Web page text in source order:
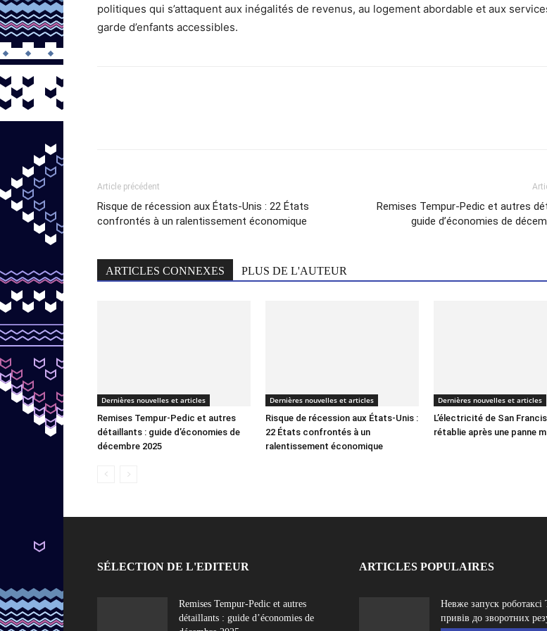
politiques qui s’attaquent aux inégalités de revenus, au logement abordable et aux
garde d’enfants accessibles.
Article précédent
Risque de récession aux États-Unis : 22 États
confrontés à un ralentissement économique
Remises Tempur-Pedic et autres
guide d’économies de
ARTICLES CONNEXES PLUS DE L'AUTEUR
Dernières nouvelles et articles
Remises Tempur-Pedic et autres
détaillants : guide d’économies de
décembre 2025
Dernières nouvelles et articles
Risque de récession aux États-Unis :
22 États confrontés à un
ralentissement économique
Dernières nouvelles et articles
L’électricité de San
rétablie après une panne
SÉLECTION DE L'EDITEUR
Remises Tempur-Pedic et autres
détaillants : guide d’économies de
ARTICLES POPULAIRES
Невже запуск роботаксі
привів до зворотних